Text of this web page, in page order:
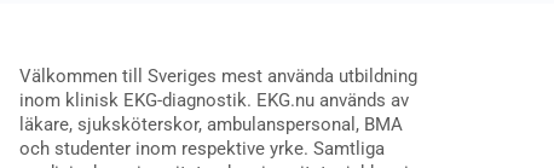
Välkommen till Sveriges mest använda utbildning
inom klinisk EKG-diagnostik. EKG.nu används av
läkare, sjuksköterskor, ambulanspersonal, BMA
och studenter inom respektive yrke. Samtliga